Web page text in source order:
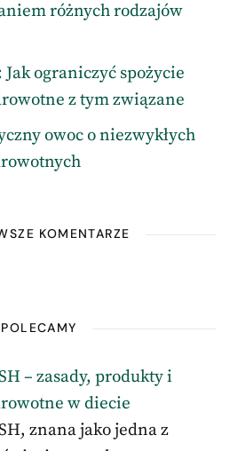
różnych rodzajów
ograniczyć spożycie
z tym związane
owoc o niezwykłych
KOMENTARZE
POLECAMY
– zasady, produkty i
w diecie
znana jako jedna z